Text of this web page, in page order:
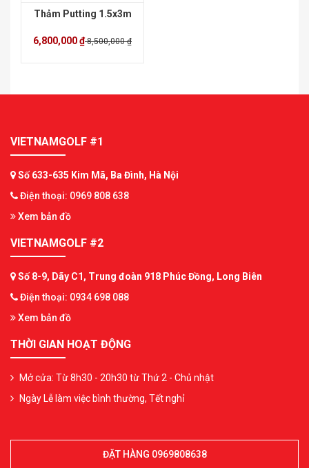
Thảm Putting 1.5x3m
6,800,000 ₫8,500,000 ₫
VIETNAMGOLF #1
Số 633-635 Kim Mã, Ba Đình, Hà Nội
Điện thoại: 0969 808 638
Xem bản đồ
VIETNAMGOLF #2
Số 8-9, Dãy C1, Trung đoàn 918 Phúc Đồng, Long Biên
Điện thoại: 0934 698 088
Xem bản đồ
THỜI GIAN HOẠT ĐỘNG
Mở cửa: Từ 8h30 - 20h30 từ Thứ 2 - Chủ nhật
Ngày Lễ làm việc bình thường, Tết nghỉ
ĐẶT HÀNG 0969808638